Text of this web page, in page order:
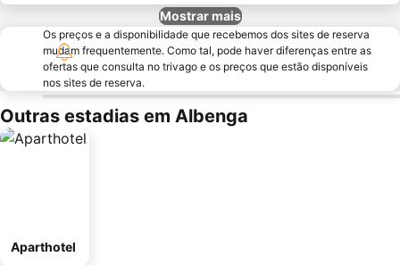
Mostrar mais
Os preços e a disponibilidade que recebemos dos sites de reserva
mudam frequentemente. Como tal, pode haver diferenças entre as
ofertas que consulta no trivago e os preços que estão disponíveis
nos sites de reserva.
Outras estadias em Albenga
Aparthotel